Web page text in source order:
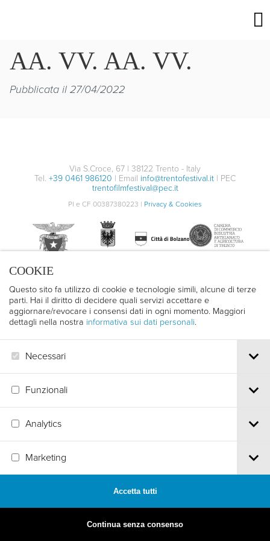
COOKIE
Questo sito fa utilizzo di cookie e tecnologie simili, alcune di terze
parti. Hai il diritto di decidere quali servizi accettare e
aggiornare/revocare i consensi dati in ogni momento. Maggiori
dettagli nella nostra informativa sui dati personali.
Necessari
Funzionali
Analytics
Marketing
Accetta tutti
Continua senza consenso
AA. VV. AA. VV.
Pubblicata il 27/04/2022
Via S.Croce, 67 | 38122 Trento - Italy
Tel. +39 0461 986120 | Email info@trentofestival.it | PEC
trentofilmfestival@pec.it
PI e CF 00387380223 | Privacy & Cookies